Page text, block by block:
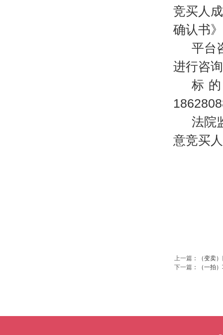
竞买人
确认书
平台
进行咨
标
法院
意竞买
上一篇 ：
（变卖
下一篇 ： （一拍